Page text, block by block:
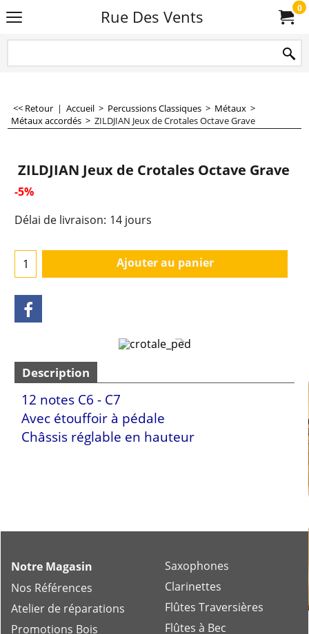
Rue Des Vents 0
<< Retour | Accueil > Percussions Classiques > Métaux >
Métaux accordés > ZILDJIAN Jeux de Crotales Octave Grave
ZILDJIAN Jeux de Crotales Octave Grave
-5%
2,605.00
Délai de livraison: 14 jours
Description
12 notes C6 - C7
Notre Magasin
Nos Références
Saxophones
Clarinettes